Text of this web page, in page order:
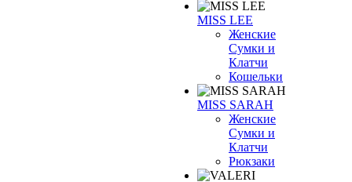
MISS LEE
Женские
Сумки и
Клатчи
Кошельки
MISS SARAH
Женские
Сумки и
Клатчи
Рюкзаки